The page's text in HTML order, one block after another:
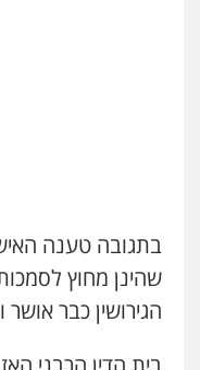
עו"ד
פלילי
בתגובה טענה
שהינן מחוץ
הגירושין כבר אושר